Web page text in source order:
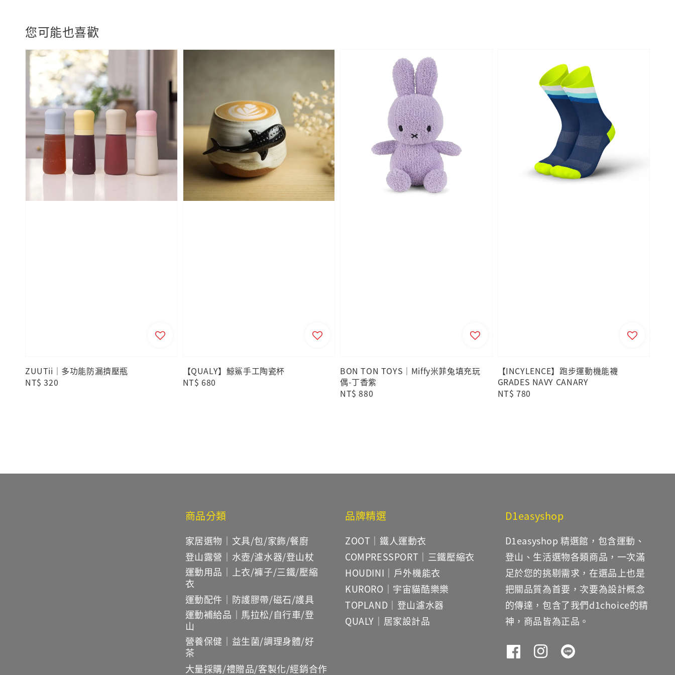
您可能也喜歡
ZUUTii｜多功能防漏擠壓瓶
Regular
NT$ 320
【QUALY】鯨鯊手工陶瓷杯
Regular
NT$ 680
BON TON TOYS｜Miffy米菲兔填充玩
偶-丁香紫
Regular
NT$ 880
【INCYLENCE】跑步運動機能襪
GRADES NAVY CANARY
Regular
NT$ 780
商品分類
家居選物｜文具/包/家飾/餐廚
登山露營｜水壺/濾水器/登山杖
運動用品｜上衣/褲子/三鐵/壓縮
衣
運動配件｜防護膠帶/磁石/護具
運動補給品｜馬拉松/自行車/登
山
營養保健｜益生菌/調理身體/好
茶
大量採購/禮贈品/客製化/經銷合作
品牌精選
ZOOT｜鐵人運動衣
COMPRESSPORT｜三鐵壓縮衣
HOUDINI｜戶外機能衣
KURORO｜宇宙貓酷樂樂
TOPLAND｜登山濾水器
QUALY｜居家設計品
D1easyshop
D1easyshop 精選館，包含運動、
登山、生活選物各類商品，一次滿
足於您的挑剔需求，在選品上也是
把關品質為首要，次要為設計概念
的傳達，包含了我們d1choice的精
神，商品皆為正品。